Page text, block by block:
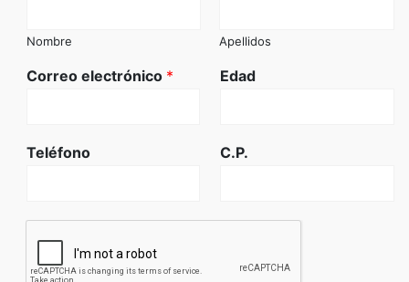
Nombre Apellidos
Correo electrónico * Edad
Teléfono C.P.